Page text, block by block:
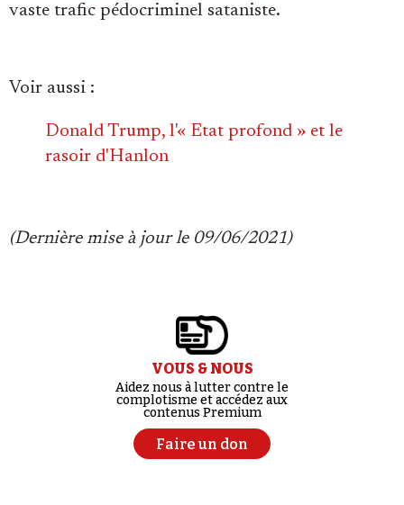
vaste trafic pédocriminel sataniste.
Voir aussi :
Donald Trump, l'« Etat profond » et le
rasoir d'Hanlon
(Dernière mise à jour le 09/06/2021)
VOUS & NOUS
Aidez nous à lutter contre le
complotisme et accédez aux
contenus Premium
Faire un don